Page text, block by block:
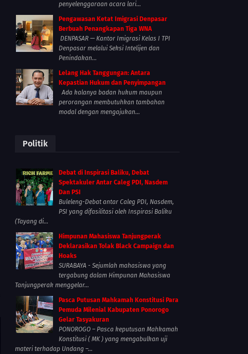
penyelenggaraan acara lari...
Pengawasan Ketat Imigrasi Denpasar
Berbuah Penangkapan Tiga WNA
DENPASAR — Kantor Imigrasi Kelas I TPI
Denpasar melalui Seksi Intelijen dan
Penindakan...
Lelang Hak Tanggungan: Antara
Kepastian Hukum dan Penyimpangan
Ada kalanya badan hukum maupun
perorangan membutuhkan tambahan
modal dengan mengajukan...
Politik
Debat di Inspirasi Baliku, Debat
Spektakuler Antar Caleg PDI, Nasdem
Dan PSI
Buleleng-Debat antar Caleg PDI, Nasdem,
PSI yang difasilitasi oleh Inspirasi Baliku
(Tayang di...
Himpunan Mahasiswa Tanjungperak
Deklarasikan Tolak Black Campaign dan
Hoaks
SURABAYA - Sejumlah mahasiswa yang
tergabung dalam Himpunan Mahasiswa
Tanjungperak menggelar...
Pasca Putusan Mahkamah Konstitusi Para
Pemuda Milenial Kabupaten Ponorogo
Gelar Tasyakuran
PONOROGO – Pasca keputusan Mahkamah
Konstitusi ( MK ) yang mengabulkan uji
materi terhadap Undang –...